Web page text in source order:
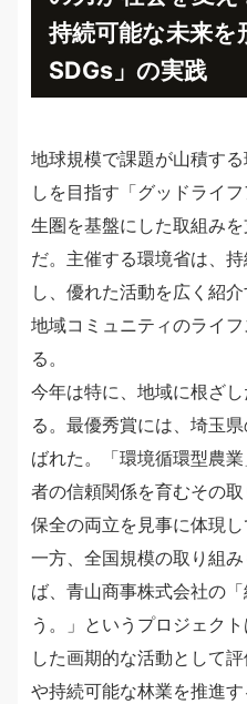
持続可能な未来
SDGs」の実践
地球規模で課題が山積す
しを目指す「グッドライ
生圏を基盤にした取組み
だ。主催する環境省は、
し、優れた活動を広く紹
地域コミュニティのライ
る。
今年は特に、地域に根ざ
る。最優秀賞には、埼玉
ばれた。「環境循環型農
者の信頼関係を育むその
保全の両立を見事に体現し
一方、全国規模の取り組
ば、青山商事株式会社の
う。」というプロジェク
した画期的な活動として
や持続可能な林業を推進